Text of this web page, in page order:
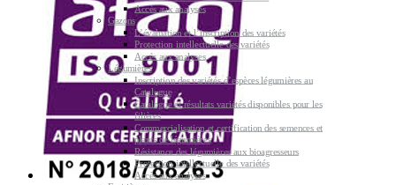
Accès aux analyses
Gazons
L’évaluation et l’inscription des variétés
Protection intellectuelle des variétés
Accès aux analyses
Légumières
Inscription des variétés d’espèces légumières au
Catalogue
Catalogue et résultats variétés disponibles pour les
filières
Commercialisation et certification des semences et
plants de légumières
Résistance des légumières aux bioagresseurs
Protection intellectuelle des variétés
Accès aux analyses